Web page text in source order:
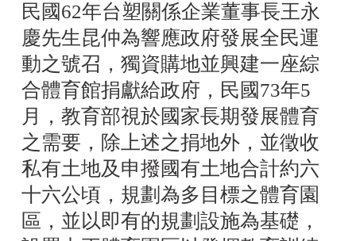
民國62年台塑關係企業董事長王永
慶先生昆仲為響應政府發展全民運
動之號召，獨資購地並興建一座綜
合體育館捐獻給政府，民國73年5
月，教育部視於國家長期發展體育
之需要，除上述之捐地外，並徵收
私有土地及申撥國有土地合計約六
十六公頃，規劃為多目標之體育園
區，並以即有的規劃設施為基礎，